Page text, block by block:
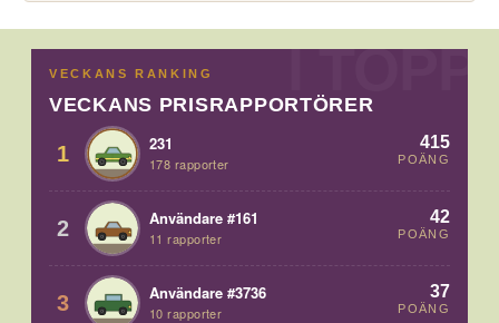
VECKANS RANKING
VECKANS PRISRAPPORTÖRER
1 231
178 rapporter
415
POÄNG
2 Användare #161
11 rapporter
42
POÄNG
3 Användare #3736
10 rapporter
37
POÄNG